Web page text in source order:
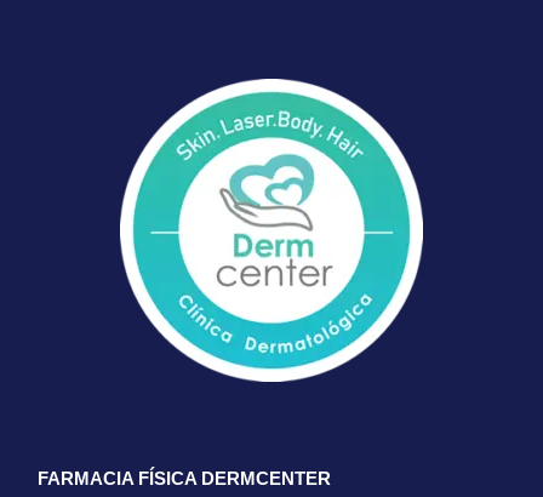
FARMACIA FÍSICA DERMCENTER